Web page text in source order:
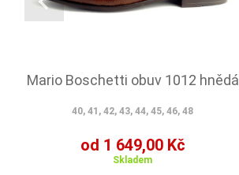
Mario Boschetti obuv 1012 hnědá
40, 41, 42, 43, 44, 45, 46, 48
od 1 649,00 Kč
Skladem